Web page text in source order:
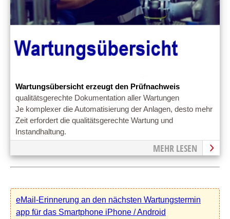
Wartungsübersicht erzeugt den Prüfnachweis
qualitätsgerechte Dokumentation aller Wartungen
Je komplexer die Automatisierung der Anlagen, desto mehr
Zeit erfordert die qualitätsgerechte Wartung und
Instandhaltung.
MEHR LESEN
eMail-Erinnerung an den nächsten Wartungstermin
app für das Smartphone iPhone / Android